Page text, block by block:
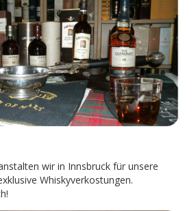
wir in Innsbruck für unsere
Whiskyverkostungen.